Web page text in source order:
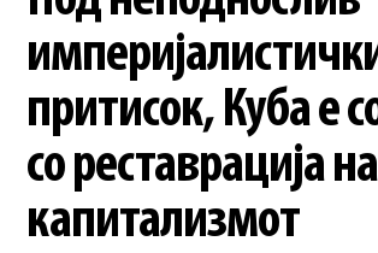
притисок, Куба е
со реставрација на
капитализмот